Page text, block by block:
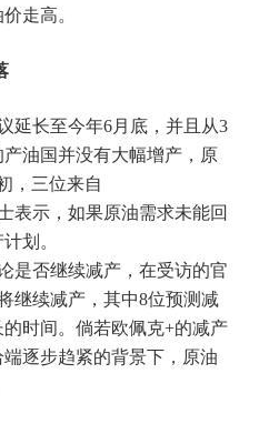
走高。
延长至今年6月底，并且从3
油国并没有大幅增产，原
，三位来自
表示，如果原油需求未能回
划。
是否继续减产，在受访的官
继续减产，其中8位预测减
时间。倘若欧佩克+的减产
逐步趋紧的背景下，原油